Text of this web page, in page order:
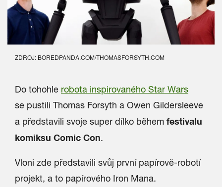
ZDROJ: BOREDPANDA.COM/THOMASFORSYTH.COM
Do tohohle robota inspirovaného Star Wars
se pustili Thomas Forsyth a Owen Gildersleeve
a představili svoje super dílko během festivalu
komiksu Comic Con.
Vloni zde představili svůj první papírově-robotí
projekt, a to papírového Iron Mana.